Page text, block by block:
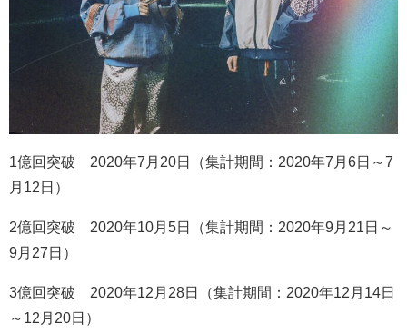
1億回突破 2020年7 月 20日（集計期間： 2020年7 月6日～7
月 12日）
2億回突破 2020年10 月 5日（集計期間： 2020年9 月 21 日～
9 月 27日）
3億回突破 2020年12 月 28日（集計期間： 2020年12 月 14日
～ 12 月 20日）